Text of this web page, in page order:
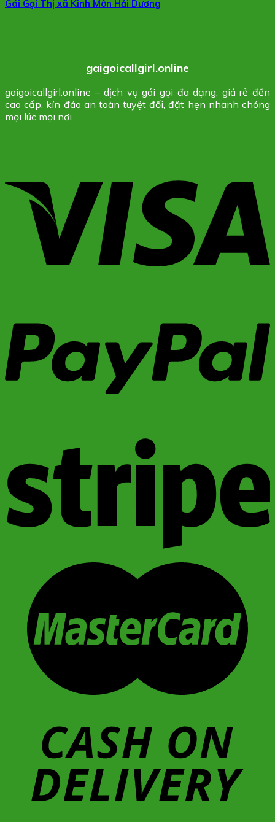
Gái Gọi Thị xã Kinh Môn Hải Dương
gaigoicallgirl.online
gaigoicallgirl.online – dịch vụ gái gọi đa dạng, giá rẻ đến
cao cấp, kín đáo an toàn tuyệt đối, đặt hẹn nhanh chóng
mọi lúc mọi nơi.